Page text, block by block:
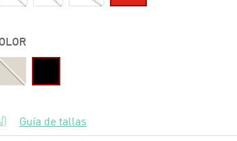
Guía de tallas